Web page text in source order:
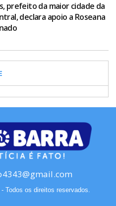
prefeito da maior cidade da
declara apoio a Roseana
Todos os direitos reservados.